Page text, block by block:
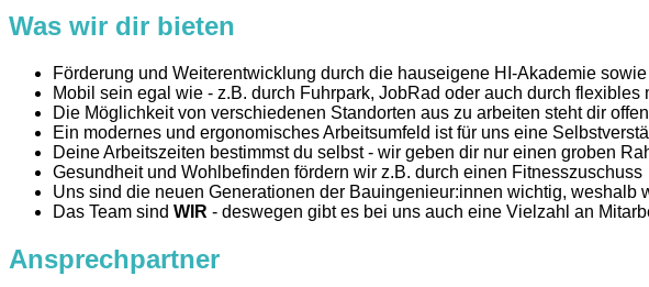
Was wir dir bieten
Förderung und Weiterentwicklung durch die hauseigene HI-Akademie
Mobil sein egal wie - z.B. durch Fuhrpark, JobRad oder auch durch flexibles
Die Möglichkeit von verschiedenen Standorten aus zu arbeiten steht dir offen
Ein modernes und ergonomisches Arbeitsumfeld ist für uns eine
Deine Arbeitszeiten bestimmst du selbst - wir geben dir nur einen groben
Gesundheit und Wohlbefinden fördern wir z.B. durch einen Fitnesszuschuss
Uns sind die neuen Generationen der Bauingenieur:innen wichtig,
Das Team sind WIR - deswegen gibt es bei uns auch eine Vielzahl an
Ansprechpartner